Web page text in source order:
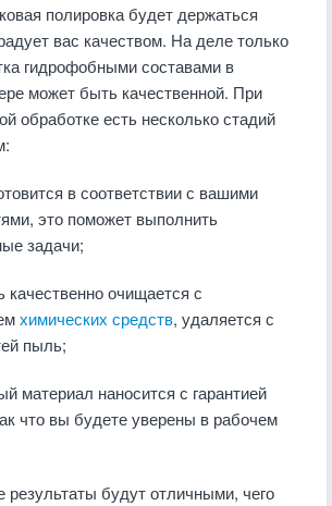
полировка будет держаться
вас качеством. На деле только
гидрофобными составами в
может быть качественной. При
обработке есть несколько стадий
в соответствии с вашими
это поможет выполнить
задачи;
качественно очищается с
химических средств, удаляется с
пыль;
материал наносится с гарантией
что вы будете уверены в рабочем
результаты будут отличными, чего